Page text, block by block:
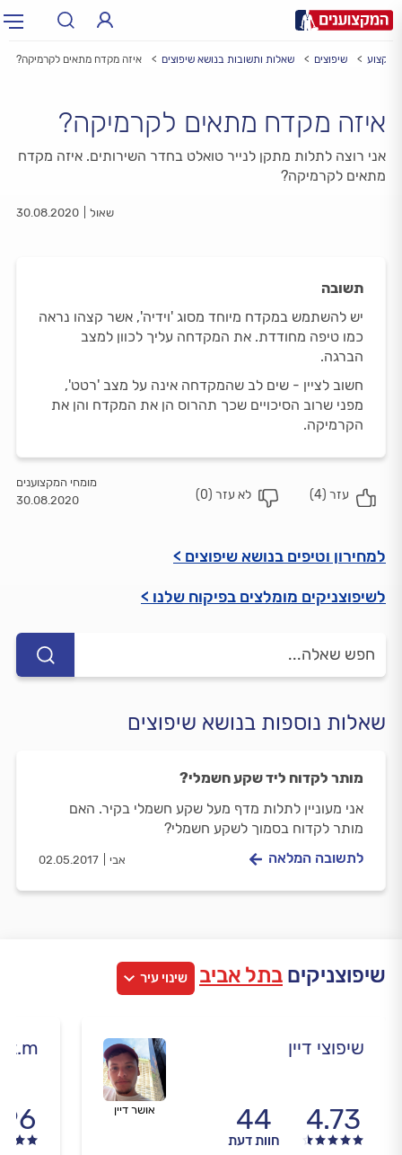
עיר: תל אביב, חיפה…
מקצוע שיפוצים שאלות ותשובות בנושא שיפוצים איזה מקדח מתאים לקרמיקה?
איזה מקדח מתאים לקרמיקה?
אני רוצה לתלות מתקן לנייר טואלט בחדר השירותים. איזה מקדח
מתאים לקרמיקה?
שאול 30.08.2020
תשובה
יש להשתמש במקדח מיוחד מסוג 'וידיה', אשר קצהו נראה
כמו טיפה מחודדת. את המקדחה עליך לכוון למצב
הברגה.
חשוב לציין - שים לב שהמקדחה אינה על מצב 'רטט',
מפני שרוב הסיכויים שכך תהרוס הן את המקדח והן את
הקרמיקה.
4
)
0
)
מומחי המקצוענים
30.08.2020
למחירון וטיפים בנושא שיפוצים >
לשיפוצניקים מומלצים בפיקוח שלנו >
שאלות נוספות בנושא שיפוצים
מותר לקדוח ליד שקע חשמלי?
אני מעוניין לתלות מדף מעל שקע חשמלי בקיר. האם
מותר לקדוח בסמוך לשקע חשמלי?
אבי 02.05.2017 לתשובה המלאה
שיפוצניקים בתל אביב שינוי עיר
שיפוצי דיין
4.73
44
חוות דעת
אושר דיין
i.t.m שיפוצים ואינסטלציה